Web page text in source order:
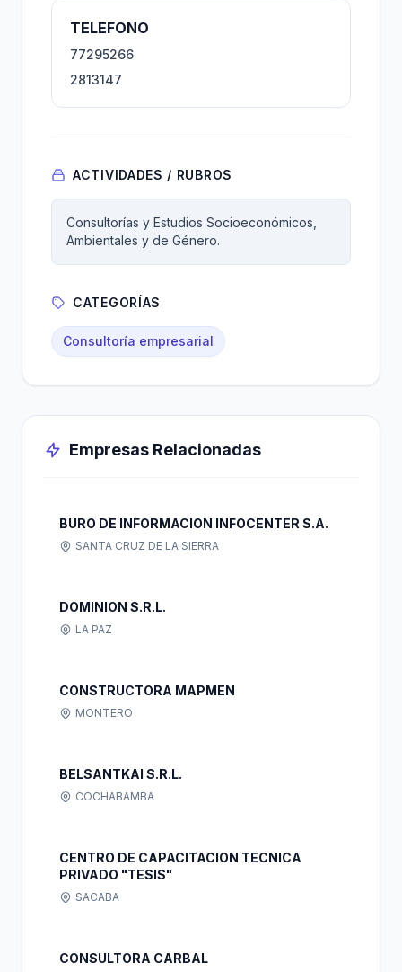
TELEFONO
77295266
2813147
ACTIVIDADES / RUBROS
Consultorías y Estudios Socioeconómicos,
Ambientales y de Género.
CATEGORÍAS
Consultoría empresarial
Empresas Relacionadas
BURO DE INFORMACION INFOCENTER S.A.
SANTA CRUZ DE LA SIERRA
DOMINION S.R.L.
LA PAZ
CONSTRUCTORA MAPMEN
MONTERO
BELSANTKAI S.R.L.
COCHABAMBA
CENTRO DE CAPACITACION TECNICA
PRIVADO "TESIS"
SACABA
CONSULTORA CARBAL